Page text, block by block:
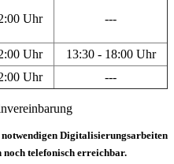
Uhr ---
Uhr
13:30 - 18:00 Uhr
Uhr ---
Digitalisierungsarbeiten
noch telefonisch erreichbar.